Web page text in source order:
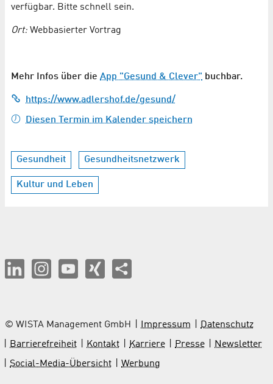
verfügbar. Bitte schnell sein.
Ort: Webbasierter Vortrag
Mehr Infos über die App "Gesund & Clever" buchbar.
https://www.adlershof.de/gesund/
Diesen Termin im Kalender speichern
Gesundheit Gesundheitsnetzwerk
Kultur und Leben
© WISTA Management GmbH Impressum
Datenschutz
Barrierefreiheit
Kontakt Karriere Presse
Newsletter
Social-Media-Übersicht
Werbung